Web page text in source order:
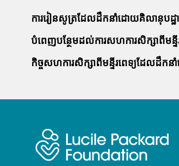
ការ​រៀន​សូត្រ​ដែល​ដឹក​នាំ​ដោយ​គិលានុបដ្ឋ
បំពេញបន្ថែមដល់ការសហការសិក្សាពីមន្
កិច្ចសហការសិក្សាពីមន្ទីរពេទ្យដែលដឹក